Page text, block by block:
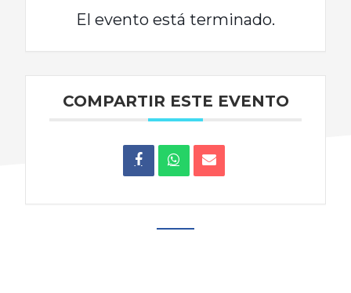
El evento está terminado.
COMPARTIR ESTE EVENTO